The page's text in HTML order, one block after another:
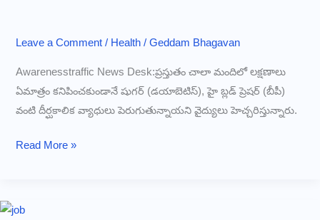
Leave a Comment / Health/ Geddam Bhagavan
Awarenesstraffic News Desk:ప్రస్తుతం చాలా మందిలో లక్షణాలు
ఏమాత్రం కనిపించకుండానే షుగర్ (డయాబెటిస్), హై బ్లడ్ ప్రెషర్ (బీపీ)
వంటి దీర్ఘకాలిక వ్యాధులు పెరుగుతున్నాయని వైద్యులు హెచ్చరిస్తున్నారు.
పెరుగుతున్న
Read More »